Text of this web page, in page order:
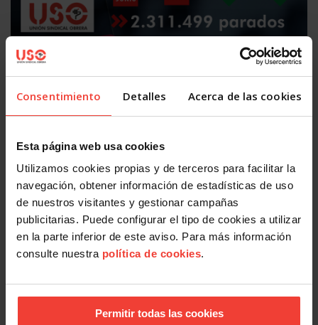
Consentimiento Detalles Acerca de las cookies
Esta página web usa cookies
Utilizamos cookies propias y de terceros para facilitar la
navegación, obtener información de estadísticas de uso
de nuestros visitantes y gestionar campañas
publicitarias. Puede configurar el tipo de cookies a utilizar
en la parte inferior de este aviso. Para más información
consulte nuestra política de cookies.
Permitir todas las cookies
Actualidad
Falta de estabilidad en el empleo mientras el paro vuelve a
4 AGOSTO, 2026
Actualidad